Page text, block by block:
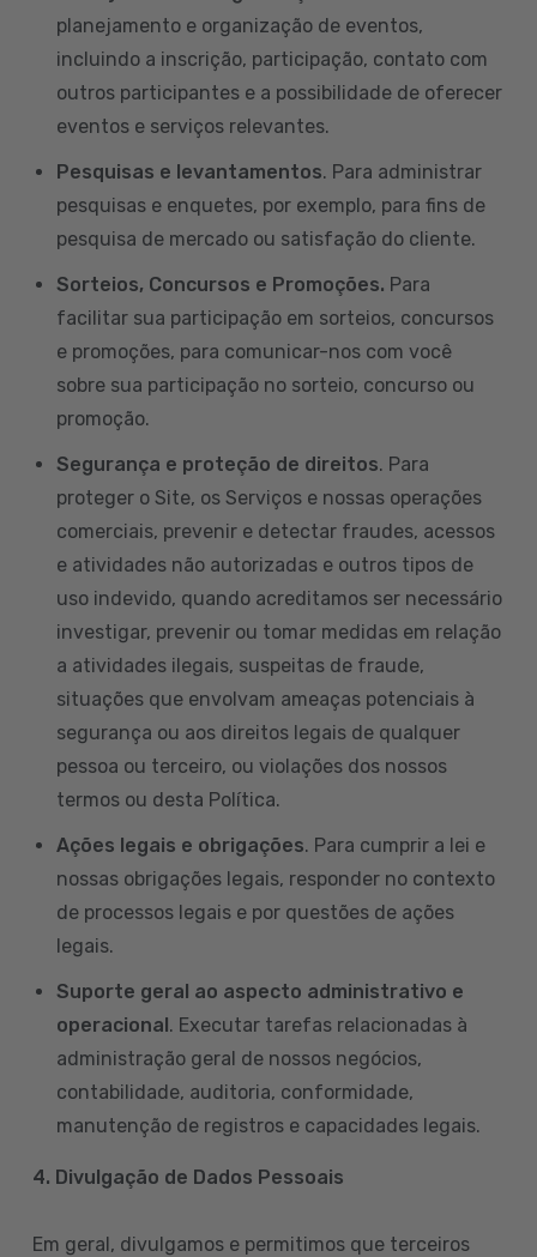
planejamento e organização de eventos,
incluindo a inscrição, participação, contato com
outros participantes e a possibilidade de oferecer
eventos e serviços relevantes.
Pesquisas e levantamentos. Para administrar
pesquisas e enquetes, por exemplo, para fins de
pesquisa de mercado ou satisfação do cliente.
Sorteios, Concursos e Promoções. Para
facilitar sua participação em sorteios, concursos
e promoções, para comunicar-nos com você
sobre sua participação no sorteio, concurso ou
promoção.
Segurança e proteção de direitos. Para
proteger o Site, os Serviços e nossas operações
comerciais, prevenir e detectar fraudes, acessos
e atividades não autorizadas e outros tipos de
uso indevido, quando acreditamos ser necessário
investigar, prevenir ou tomar medidas em relação
a atividades ilegais, suspeitas de fraude,
situações que envolvam ameaças potenciais à
segurança ou aos direitos legais de qualquer
pessoa ou terceiro, ou violações dos nossos
termos ou desta Política.
Ações legais e obrigações. Para cumprir a lei e
nossas obrigações legais, responder no contexto
de processos legais e por questões de ações
legais.
Suporte geral ao aspecto administrativo e
operacional. Executar tarefas relacionadas à
administração geral de nossos negócios,
contabilidade, auditoria, conformidade,
manutenção de registros e capacidades legais.
4. Divulgação de Dados Pessoais
Em geral, divulgamos e permitimos que terceiros